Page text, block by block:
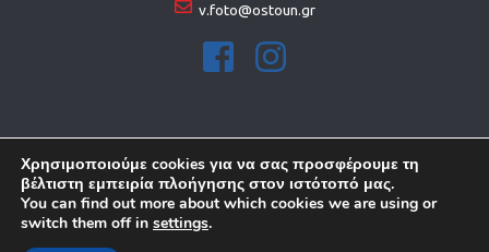
v.foto@ostoun.gr
© 2026 Copyright . All rights reserved
ΚΑΤΑΣΚΕΥΗ ΙΣΤΟΣΕΛΙΔΩN
Χρησιμοποιούμε cookies για να σας προσφέρουμε τη
βέλτιστη εμπειρία πλοήγησης στον ιστότοπό μας.
You can find out more about which cookies we are using or
switch them off in settings.